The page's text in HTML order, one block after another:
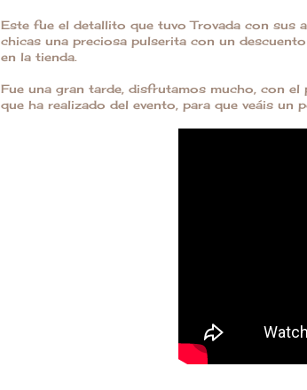
Este fue el detallito que tuvo Trovada con sus
chicas una preciosa pulserita con un
en la tienda.
Fue una gran tarde, disfrutamos mucho, con
que ha realizado del evento, para que veáis un